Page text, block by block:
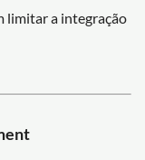
limitar a integração